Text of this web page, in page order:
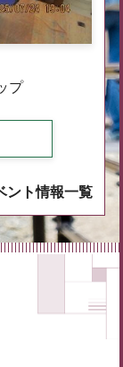
プ
ント情報一覧